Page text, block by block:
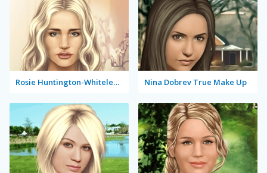
Rosie Huntington-Whiteley True Make Up Nina Dobrev True Make Up